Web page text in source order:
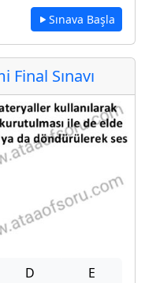
Sınava Başla
Sınavı
D E